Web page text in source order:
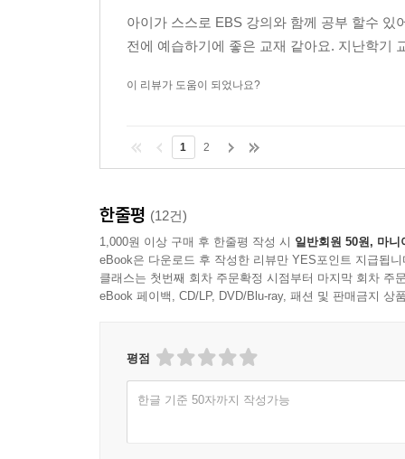
아이가 스스로 EBS 강의와 함께 공부 할수
전에 예습하기에 좋은 교재 같아요. 지난학기
이 리뷰가 도움이 되었나요?
1 2
한줄평 (12건)
1,000원 이상 구매 후 한줄평 작성 시 일반회원 50원, 마니
eBook은 다운로드 후 작성한 리뷰만 YES포인트 지급됩니
클래스는 첫번째 회차 주문확정 시점부터 마지막 회차 주
eBook 페이백, CD/LP, DVD/Blu-ray, 패션 및 판매금지 상
평점
한글 기준 50자까지 작성가능